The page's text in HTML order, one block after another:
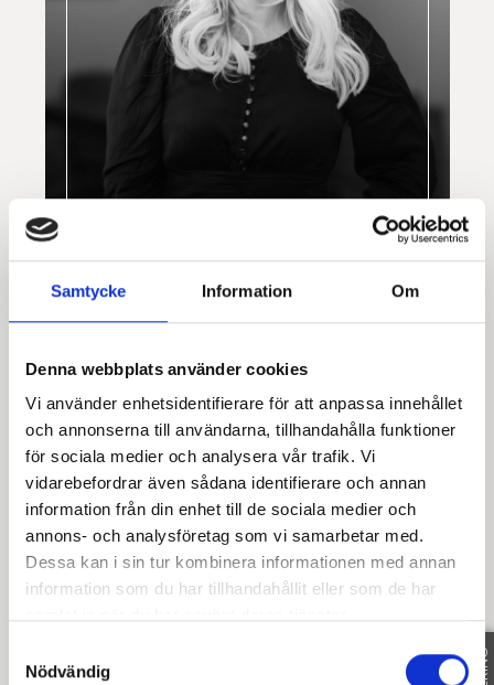
Samtycke Information Om
Denna webbplats använder cookies
Vi använder enhetsidentifierare för att anpassa innehållet
och annonserna till användarna, tillhandahålla funktioner
för sociala medier och analysera vår trafik. Vi
vidarebefordrar även sådana identifierare och annan
information från din enhet till de sociala medier och
annons- och analysföretag som vi samarbetar med.
Dessa kan i sin tur kombinera informationen med annan
information som du har tillhandahållit eller som de har
Nödvändig
REGISTRERAD FASTIGHETSMÄKLARE
0704-82 84 15 | E-POST
SE MIN MÄKLARPROFIL